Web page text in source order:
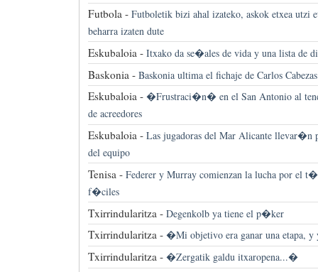
Futbola - Futboletik bizi ahal izateko, askok etxea utzi
beharra izaten dute
Eskubaloia - Itxako da se�ales de vida y una lista de
Baskonia - Baskonia ultima el fichaje de Carlos Cabezas
Eskubaloia - �Frustraci�n� en el San Antonio al
de acreedores
Eskubaloia - Las jugadoras del Mar Alicante llevar�n
del equipo
Tenisa - Federer y Murray comienzan la lucha por el
f�ciles
Txirrindularitza - Degenkolb ya tiene el p�ker
Txirrindularitza - �Mi objetivo era ganar una etapa,
Txirrindularitza - �Zergatik galdu itxaropena...�